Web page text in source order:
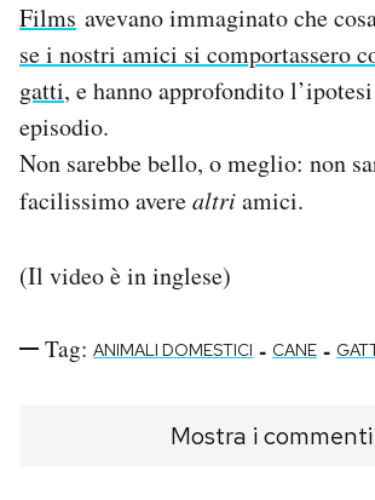
PODCAST
NEWSLETTER
I MIEI PREFERITI
Films avevano immaginato che
se i nostri amici si comportassero
gatti, e hanno approfondito
episodio.
Non sarebbe bello, o meglio: non
facilissimo averealtriamici.
(Il video è in inglese)
Tag: ANIMALI DOMESTICI - CANE -
Mostra i commenti